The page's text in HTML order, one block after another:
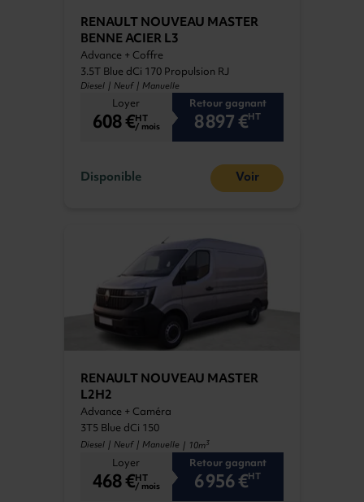
RENAULT NOUVEAU MASTER
BENNE ACIER L3
Advance + Coffre
3.5T Blue dCi 170 Propulsion RJ
Diesel | Neuf | Manuelle
Loyer
608 €HT
/ mois
Retour gagnant
8 897 €HT
Disponible Voir
RENAULT NOUVEAU MASTER
L2H2
Advance + Caméra
3T5 Blue dCi 150
Diesel | Neuf | Manuelle | 10m3
Loyer
468 €HT
/ mois
Retour gagnant
6 956 €HT